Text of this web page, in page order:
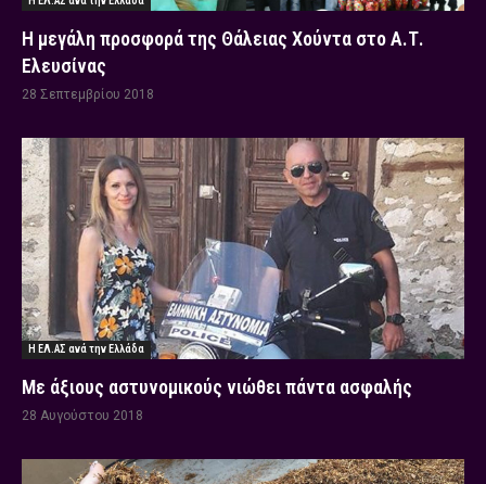
Η μεγάλη προσφορά της Θάλειας Χούντα στο Α.Τ.
Ελευσίνας
28 Σεπτεμβρίου 2018
Η ΕΛ.ΑΣ ανά την Ελλάδα
Με άξιους αστυνομικούς νιώθει πάντα ασφαλής
28 Αυγούστου 2018